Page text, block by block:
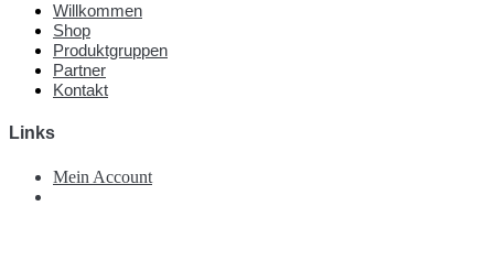
Willkommen
Shop
Produktgruppen
Partner
Kontakt
Links
Mein Account